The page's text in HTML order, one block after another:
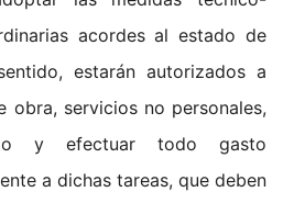
acordes al estado de
estarán autorizados a
obra, servicios no personales,
y efectuar todo gasto
a dichas tareas, que deben